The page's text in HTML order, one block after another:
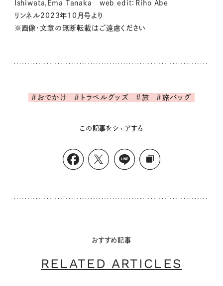
Ishiwata,Ema Tanaka web edit：Riho Abe
リンネル2023年10月号より
※画像・文章の無断転載はご遠慮ください
#おでかけ #トラベルグッズ #旅 #旅バッグ
この記事をシェアする
おすすめ記事
RELATED ARTICLES